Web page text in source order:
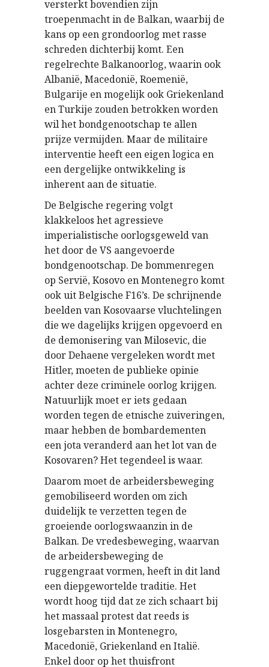
versterkt bovendien zijn
troepenmacht in de Balkan, waarbij de
kans op een grondoorlog met rasse
schreden dichterbij komt. Een
regelrechte Balkanoorlog, waarin ook
Albanië, Macedonië, Roemenië,
Bulgarije en mogelijk ook Griekenland
en Turkije zouden betrokken worden
wil het bondgenootschap te allen
prijze vermijden. Maar de militaire
interventie heeft een eigen logica en
een dergelijke ontwikkeling is
inherent aan de situatie.
De Belgische regering volgt
klakkeloos het agressieve
imperialistische oorlogsgeweld van
het door de VS aangevoerde
bondgenootschap. De bommenregen
op Servië, Kosovo en Montenegro komt
ook uit Belgische F16’s. De schrijnende
beelden van Kosovaarse vluchtelingen
die we dagelijks krijgen opgevoerd en
de demonisering van Milosevic, die
door Dehaene vergeleken wordt met
Hitler, moeten de publieke opinie
achter deze criminele oorlog krijgen.
Natuurlijk moet er iets gedaan
worden tegen de etnische zuiveringen,
maar hebben de bombardementen
een jota veranderd aan het lot van de
Kosovaren? Het tegendeel is waar.
Daarom moet de arbeidersbeweging
gemobiliseerd worden om zich
duidelijk te verzetten tegen de
groeiende oorlogswaanzin in de
Balkan. De vredesbeweging, waarvan
de arbeidersbeweging de
ruggengraat vormen, heeft in dit land
een diepgewortelde traditie. Het
wordt hoog tijd dat ze zich schaart bij
het massaal protest dat reeds is
losgebarsten in Montenegro,
Macedonië, Griekenland en Italië.
Enkel door op het thuisfront